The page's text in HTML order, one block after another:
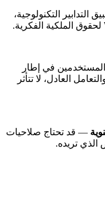
التكنولوجية،
في إطار
العادل، لا تتأثر
— قد تحتاج صلاحيات
تريده.